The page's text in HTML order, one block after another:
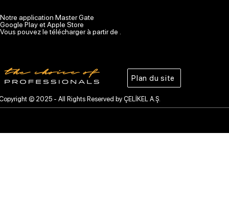
Notre application Master Gate
Google Play et Apple Store
Vous pouvez le télécharger à partir de .
Plan du site
© 2025 - All Rights Reserved by ÇELİKEL A.Ş.